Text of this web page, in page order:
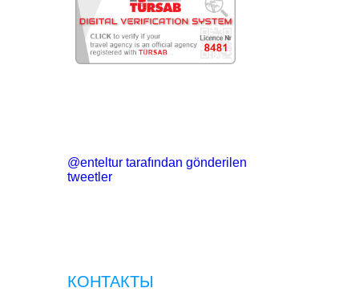
@enteltur tarafından gönderilen
tweetler
КОНТАКТЫ